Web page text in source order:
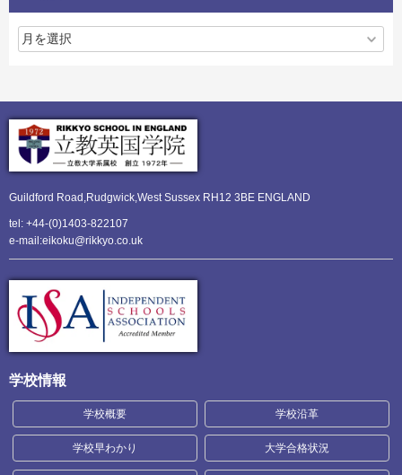
Guildford Road,Rudgwick,West Sussex RH12 3BE ENGLAND
tel: +44-(0)1403-822107
e-mail:eikoku@rikkyo.co.uk
学校情報
学校概要 学校沿革
学校早わかり 大学合格状況